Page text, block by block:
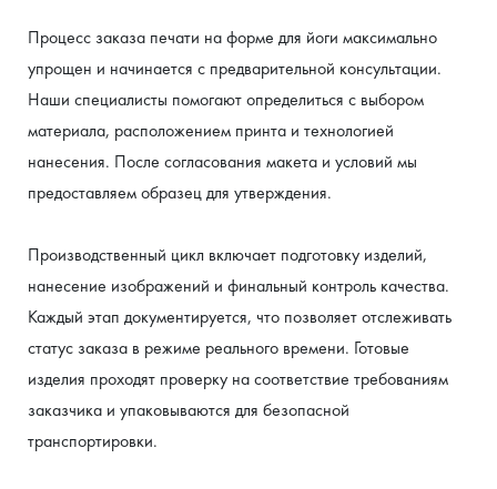
ветровки с
брендом
фартуки
персонала
Премиум-
подарочные
боксы
футболки
Индивидуальные
ваш проект
Процесс заказа печати на форме для йоги максимально
упрощен и начинается с предварительной консультации.
Наши специалисты помогают определиться с выбором
материала, расположением принта и технологией
нанесения. После согласования макета и условий мы
предоставляем образец для утверждения.
Производственный цикл включает подготовку изделий,
нанесение изображений и финальный контроль качества.
Каждый этап документируется, что позволяет отслеживать
статус заказа в режиме реального времени. Готовые
изделия проходят проверку на соответствие требованиям
заказчика и упаковываются для безопасной
транспортировки.